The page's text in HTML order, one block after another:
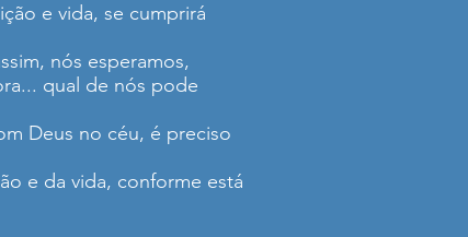
e vida, se cumprirá
nós esperamos,
qual de nós pode
Deus no céu, é preciso
e da vida, conforme está